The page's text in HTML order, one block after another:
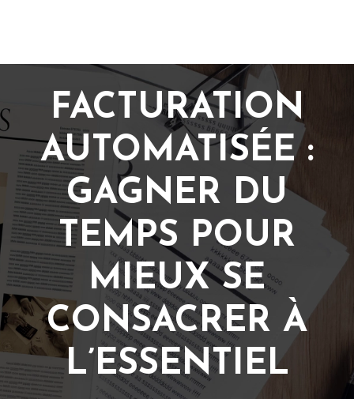
FACTURATION
AUTOMATISÉE :
GAGNER DU
TEMPS POUR
MIEUX SE
CONSACRER À
L’ESSENTIEL